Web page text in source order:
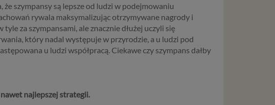
szympansy są lepsze od ludzi w podejmowaniu
rywala maksymalizując otrzymywane nagrody i
za szympansami, ale znacznie dłużej uczyli się
który nadal występuje w przyrodzie, a u ludzi pod
u ludzi współpracą. Ciekawe czy szympans dałby
najlepszej strategii.
naszego serwisu
Dane osobowe
(np. local
na naszych
RODO przewiduje